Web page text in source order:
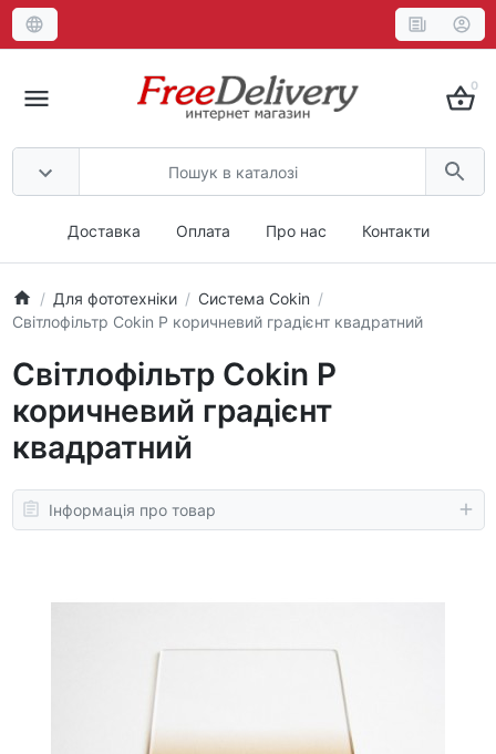
0
Доставка Оплата Про нас Контакти
Для фототехніки
Система Cokin
Світлофільтр Cokin P коричневий градієнт квадратний
Світлофільтр Cokin P
коричневий градієнт
квадратний
Інформація про товар